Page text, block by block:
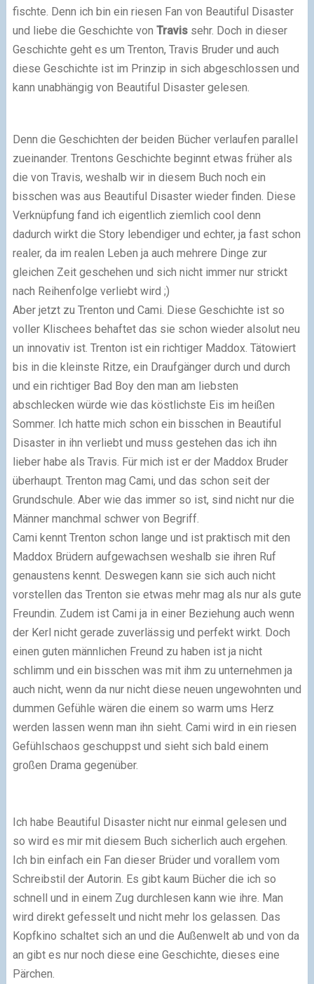
fischte. Denn ich bin ein riesen Fan von Beautiful Disaster
und liebe die Geschichte von Travissehr. Doch in dieser
Geschichte geht es um Trenton, Travis Bruder und auch
diese Geschichte ist im Prinzip in sich abgeschlossen und
kann unabhängig von Beautiful Disaster gelesen.
Denn die Geschichten der beiden Bücher verlaufen parallel
zueinander. Trentons Geschichte beginnt etwas früher als
die von Travis, weshalb wir in diesem Buch noch ein
bisschen was aus Beautiful Disaster wieder finden. Diese
Verknüpfung fand ich eigentlich ziemlich cool denn
dadurch wirkt die Story lebendiger und echter, ja fast schon
realer, da im realen Leben ja auch mehrere Dinge zur
gleichen Zeit geschehen und sich nicht immer nur strickt
nach Reihenfolge verliebt wird ;)
Aber jetzt zu Trenton und Cami. Diese Geschichte ist so
voller Klischees behaftet das sie schon wieder alsolut neu
un innovativ ist. Trenton ist ein richtiger Maddox. Tätowiert
bis in die kleinste Ritze, ein Draufgänger durch und durch
und ein richtiger Bad Boy den man am liebsten
abschlecken würde wie das köstlichste Eis im heißen
Sommer. Ich hatte mich schon ein bisschen in Beautiful
Disaster in ihn verliebt und muss gestehen das ich ihn
lieber habe als Travis. Für mich ist er der Maddox Bruder
überhaupt. Trenton mag Cami, und das schon seit der
Grundschule. Aber wie das immer so ist, sind nicht nur die
Männer manchmal schwer von Begriff.
Cami kennt Trenton schon lange und ist praktisch mit den
Maddox Brüdern aufgewachsen weshalb sie ihren Ruf
genaustens kennt. Deswegen kann sie sich auch nicht
vorstellen das Trenton sie etwas mehr mag als nur als gute
Freundin. Zudem ist Cami ja in einer Beziehung auch wenn
der Kerl nicht gerade zuverlässig und perfekt wirkt. Doch
einen guten männlichen Freund zu haben ist ja nicht
schlimm und ein bisschen was mit ihm zu unternehmen ja
auch nicht, wenn da nur nicht diese neuen ungewohnten und
dummen Gefühle wären die einem so warm ums Herz
werden lassen wenn man ihn sieht. Cami wird in ein riesen
Gefühlschaos geschuppst und sieht sich bald einem
großen Drama gegenüber.
Ich habe Beautiful Disaster nicht nur einmal gelesen und
so wird es mir mit diesem Buch sicherlich auch ergehen.
Ich bin einfach ein Fan dieser Brüder und vorallem vom
Schreibstil der Autorin. Es gibt kaum Bücher die ich so
schnell und in einem Zug durchlesen kann wie ihre. Man
wird direkt gefesselt und nicht mehr los gelassen. Das
Kopfkino schaltet sich an und die Außenwelt ab und von da
an gibt es nur noch diese eine Geschichte, dieses eine
Pärchen.